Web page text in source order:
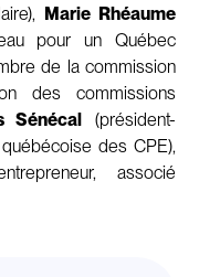
Marie Rhéaume
pour un Québec
de la commission
des commissions
Sénécal
(président-
des CPE),
associé